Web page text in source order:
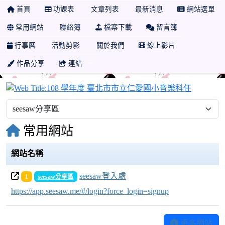
首頁 功課表 文章列表 最新消息 網站選單
常用網站 聯絡簿 檔案下載 留言簿
行事曆 活動剪影 關於我們 線上影片
作品分享 連結
108 學年
常用網站
網站名稱
1 seesaw分享區
seesaw登入處
https://app.seesaw.me/#/login?force_login=signup
更多網站